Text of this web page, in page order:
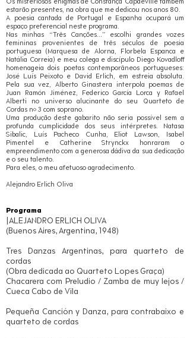
Os misteriosos enigmas de Constança Capdeville também
estarão presentes, na obra que me dedicou nos anos 80.
A poesia cantada de Portugal e Espanha ocupará um
espaço preferencial neste programa.
Nas minhas “Três Canções...” escolhi grandes vozes
femininas provenientes de três séculos de poesia
portuguesa (Marquesa de Alorna, Florbela Espanca e
Natália Correia) e meu colega e discípulo Diego Kovadloff
homenageia dois poetas contemporâneos portugueses:
José Luís Peixoto e David Erlich, em estreia absoluta.
Pela sua vez, Alberto Ginastera interpola poemas de
Juan Ramón Jiménez, Federico García Lorca y Rafael
Alberti no universo alucinante do seu Quarteto de
Cordas nº 3 com soprano.
Uma produção deste gabarito não seria possível sem a
profunda cumplicidade dos seus intérpretes. Natasa
Sibalic, Luís Pacheco Cunha, Eliot Lawson, Isabel
Pimentel e Catherine Strynckx honraram o
empreendimento com a generosa dádiva da sua dedicação
e o seu talento.
Para eles, o meu afetuoso agradecimento.
Alejandro Erlich Oliva
Programa
|ALEJANDRO ERLICH OLIVA
(Buenos Aires, Argentina, 1948)
Tres Danzas Argentinas, para quarteto de
cordas
(Obra dedicada ao Quarteto Lopes Graça)
Chacarera com Preludio / Zamba de muy lejos /
Cueca Cabo de Vila
Pequeña Canción y Danza, para contrabaixo e
quarteto de cordas